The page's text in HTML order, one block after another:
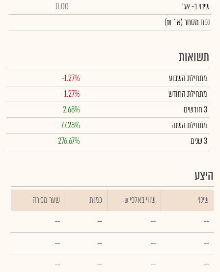
שינויב- אג'
0.00
נפח מסחר(א` ₪)
תשואות
מתחילת השבוע
-1.27%
מתחילת החודש
-1.27%
3 חודשים
2.68%
מתחילת השנה
77.28%
3 שנים
276.67%
היצע
שינוי ₪ שווי באלפי כמות
שער מכירה
--
--
--
--
--
--
--
--
--
--
--
--